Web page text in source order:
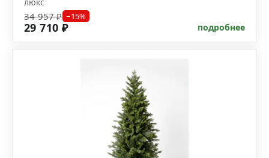
34 957 ₽ −15%
29 710 ₽ подробнее